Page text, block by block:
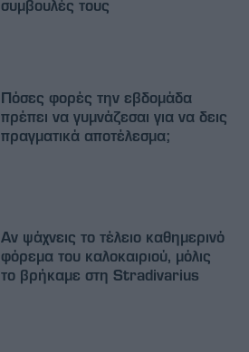
συμβουλές τους
Πόσες φορές την εβδομάδα
πρέπει να γυμνάζεσαι για να δεις
πραγματικά αποτέλεσμα;
Αν ψάχνεις το τέλειο καθημερινό
φόρεμα του καλοκαιριού, μόλις
το βρήκαμε στη Stradivarius